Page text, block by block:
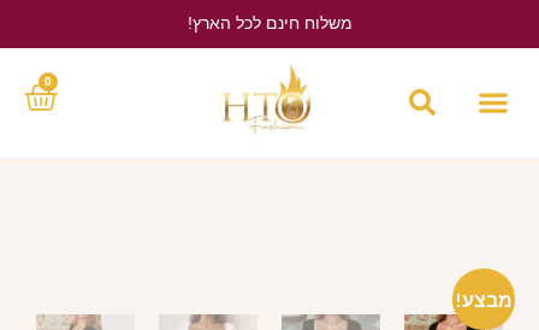
משלוח חינם לכל הארץ!
0
מבצע!